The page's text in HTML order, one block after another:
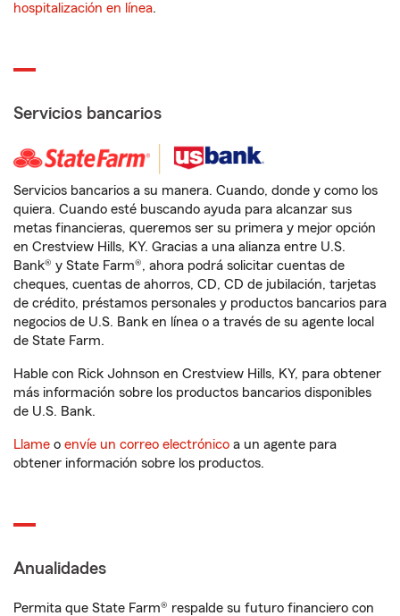
hospitalización en línea.
Servicios bancarios
Servicios bancarios a su manera. Cuando, donde y como los
quiera. Cuando esté buscando ayuda para alcanzar sus
metas financieras, queremos ser su primera y mejor opción
en Crestview Hills, KY. Gracias a una alianza entre U.S.
Bank® y State Farm®, ahora podrá solicitar cuentas de
cheques, cuentas de ahorros, CD, CD de jubilación, tarjetas
de crédito, préstamos personales y productos bancarios para
negocios de U.S. Bank en línea o a través de su agente local
de State Farm.
Hable con Rick Johnson en Crestview Hills, KY, para obtener
más información sobre los productos bancarios disponibles
de U.S. Bank.
Llame o envíe un correo electrónico a un agente para
obtener información sobre los productos.
Anualidades
Permita que State Farm® respalde su futuro financiero con